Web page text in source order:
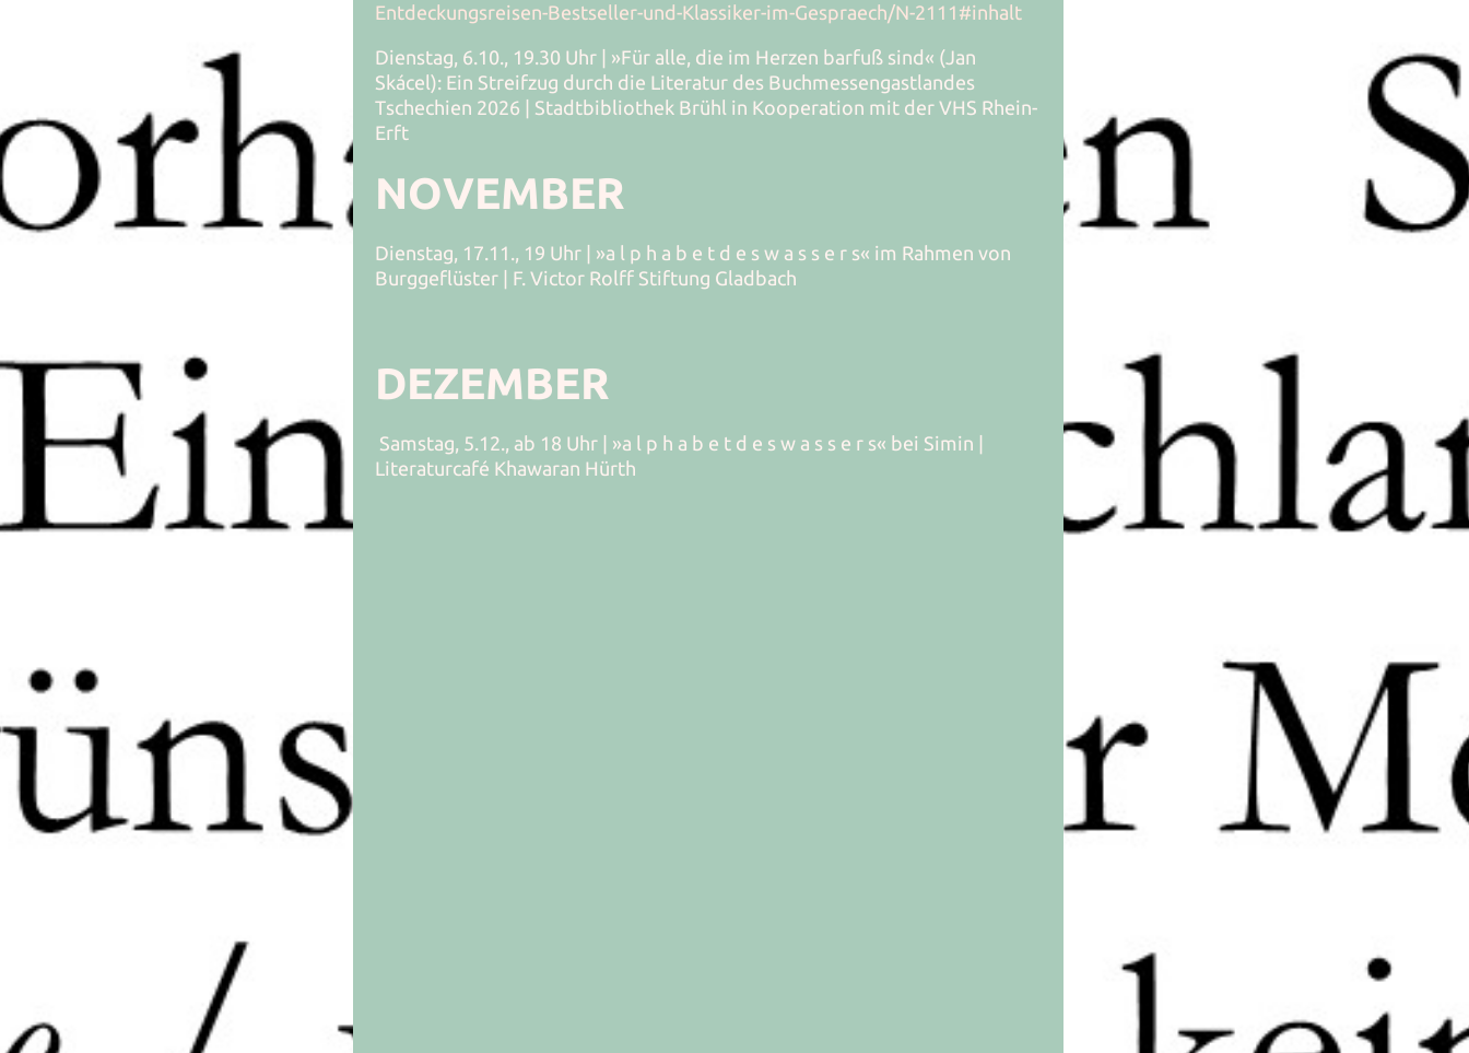
Entdeckungsreisen-Bestseller-und-Klassiker-im-Gespraech/N-2111#inhalt
Dienstag, 6.10., 19.30 Uhr | »Für alle, die im Herzen barfuß sind« (Jan
Skácel): Ein Streifzug durch die Literatur des Buchmessengastlandes
Tschechien 2026 | Stadtbibliothek Brühl in Kooperation mit der VHS Rhein-
Erft
NOVEMBER
Dienstag, 17.11., 19 Uhr | »a l p h a b e t d e s w a s s e r s« im Rahmen von
Burggeflüster | F. Victor Rolff Stiftung Gladbach
DEZEMBER
Samstag, 5.12., ab 18 Uhr | »a l p h a b e t d e s w a s s e r s« bei Simin |
Literaturcafé Khawaran Hürth